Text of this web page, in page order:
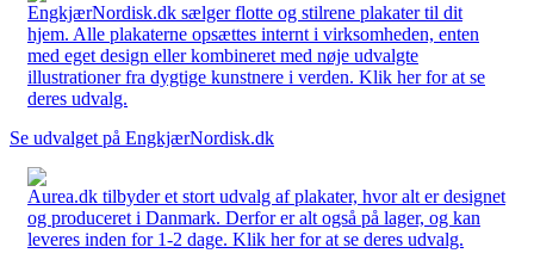
EngkjærNordisk.dk sælger flotte og stilrene plakater til dit
hjem. Alle plakaterne opsættes internt i virksomheden, enten
med eget design eller kombineret med nøje udvalgte
illustrationer fra dygtige kunstnere i verden. Klik her for at se
deres udvalg.
Se udvalget på EngkjærNordisk.dk
Aurea.dk tilbyder et stort udvalg af plakater, hvor alt er designet
og produceret i Danmark. Derfor er alt også på lager, og kan
leveres inden for 1-2 dage. Klik her for at se deres udvalg.